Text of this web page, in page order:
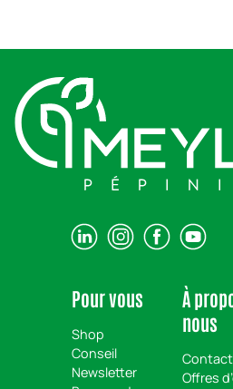
Pour vous
Shop
Conseil
Newsletter
À
nous
Contact
Offres